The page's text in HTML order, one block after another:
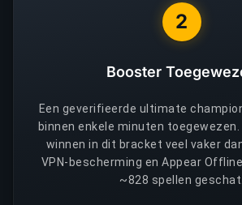
2
Booster
Een geverifieerde ultimate
binnen enkele minuten
winnen in dit bracket veel vaker
VPN-bescherming en Appear
~828 spellen geschat.